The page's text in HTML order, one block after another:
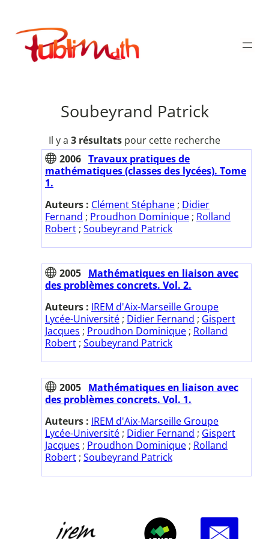
contenu
Publimath
Soubeyrand Patrick
Il y a 3 résultats pour cette recherche
2006 Travaux pratiques de
mathématiques (classes des lycées). Tome
1.
Auteurs : Clément Stéphane ; Didier
Fernand ; Proudhon Dominique ; Rolland
Robert ; Soubeyrand Patrick
2005 Mathématiques en liaison avec
des problèmes concrets. Vol. 2.
Auteurs : IREM d'Aix-Marseille Groupe
Lycée-Université ; Didier Fernand ; Gispert
Jacques ; Proudhon Dominique ; Rolland
Robert ; Soubeyrand Patrick
2005 Mathématiques en liaison avec
des problèmes concrets. Vol. 1.
Auteurs : IREM d'Aix-Marseille Groupe
Lycée-Université ; Didier Fernand ; Gispert
Jacques ; Proudhon Dominique ; Rolland
Robert ; Soubeyrand Patrick